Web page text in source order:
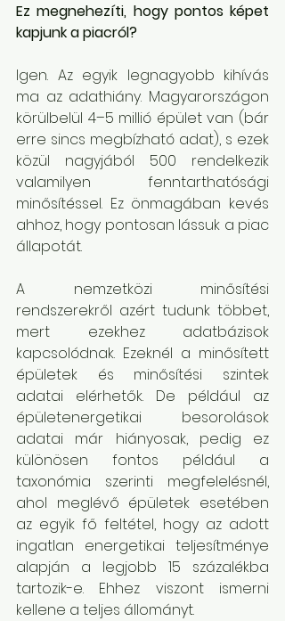
Ez megnehezíti, hogy pontos képet
kapjunk a piacról?
Igen. Az egyik legnagyobb kihívás
ma az adathiány. Magyarországon
körülbelül 4–5 millió épület van (bár
erre sincs megbízható adat), s ezek
közül nagyjából 500 rendelkezik
valamilyen fenntarthatósági
minősítéssel. Ez önmagában kevés
ahhoz, hogy pontosan lássuk a piac
állapotát.
A nemzetközi minősítési
rendszerekről azért tudunk többet,
mert ezekhez adatbázisok
kapcsolódnak. Ezeknél a minősített
épületek és minősítési szintek
adatai elérhetők. De például az
épületenergetikai besorolások
adatai már hiányosak, pedig ez
különösen fontos például a
taxonómia szerinti megfelelésnél,
ahol meglévő épületek esetében
az egyik fő feltétel, hogy az adott
ingatlan energetikai teljesítménye
alapján a legjobb 15 százalékba
tartozik-e. Ehhez viszont ismerni
kellene a teljes állományt.